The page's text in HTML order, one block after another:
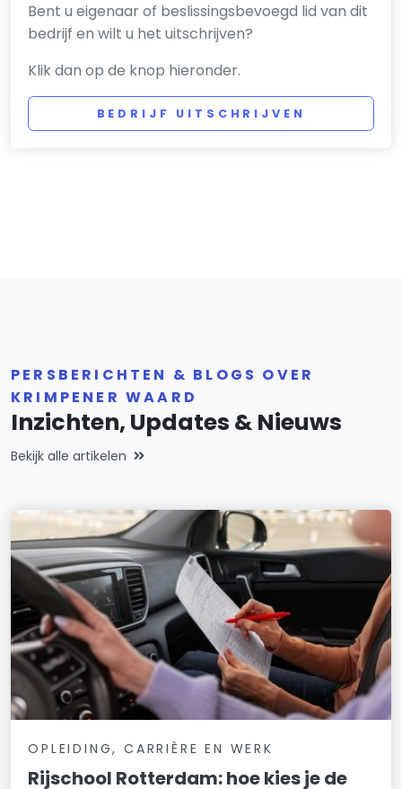
Bent u eigenaar of beslissingsbevoegd lid van dit
bedrijf en wilt u het uitschrijven?
Klik dan op de knop hieronder.
BEDRIJF UITSCHRIJVEN
PERSBERICHTEN & BLOGS OVER
KRIMPENER WAARD
Inzichten, Updates & Nieuws
Bekijk alle artikelen
OPLEIDING, CARRIÈRE EN WERK
Rijschool Rotterdam: hoe kies je de